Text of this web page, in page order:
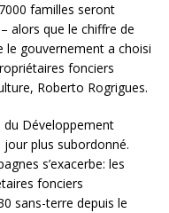
familles seront
alors que le chiffre de
le gouvernement a choisi
fonciers
Roberto Rogrigues.
Développement
plus subordonné.
s’exacerbe: les
fonciers
sans-terre depuis le